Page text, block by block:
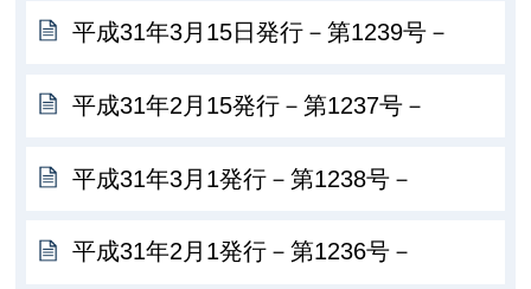
平成31年3月15日発行－第1239号－
平成31年2月15発行－第1237号－
平成31年3月1発行－第1238号－
平成31年2月1発行－第1236号－